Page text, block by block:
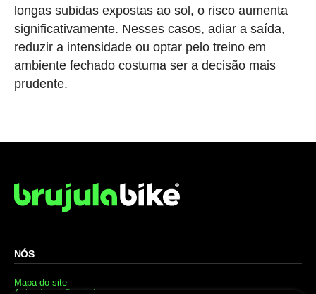
longas subidas expostas ao sol, o risco aumenta
significativamente. Nesses casos, adiar a saída,
reduzir a intensidade ou optar pelo treino em
ambiente fechado costuma ser a decisão mais
prudente.
NÓS
Mapa do site